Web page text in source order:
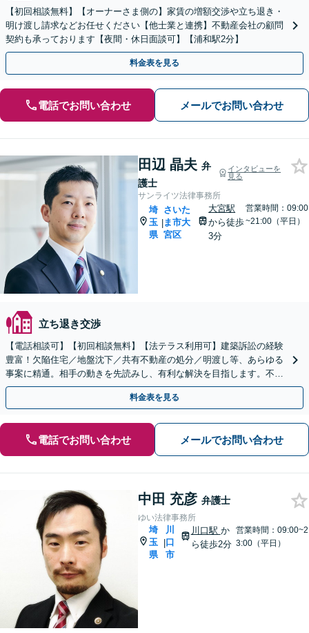
【初回相談無料】【オーナーさま側の】家賃の増額交渉や立ち退き・
明け渡し請求などお任せください【他士業と連携】不動産会社の顧問
契約も承っております【夜間・休日面談可】【浦和駅2分】
料金表を見る
電話でお問い合わせ メールでお問い合わせ
田辺 晶夫 弁
護士
インタビューを
見る
サンライツ法律事務所
埼
玉
県
|
さいた
ま市大
宮区
大宮駅
から徒歩
3分
営業時間：09:00
~21:00（平日）
立ち退き交渉
【電話相談可】【初回相談無料】【法テラス利用可】建築訴訟の経験
豊富！欠陥住宅／地盤沈下／共有不動産の処分／明渡し等、あらゆる
事案に精通。相手の動きを先読みし、有利な解決を目指します。不動
産会社の顧問契約もお任せ【完全個室】【大宮駅3分】
料金表を見る
電話でお問い合わせ メールでお問い合わせ
中田 充彦 弁護士
ゆい法律事務所
埼
玉
県
|
川
口
市
川口駅 か
ら徒歩2分
営業時間：09:00~2
3:00（平日）